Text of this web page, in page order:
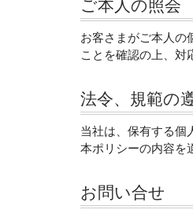
ご本人の照会
お客さまがご本人の
ことを確認の上、対
法令、規範の
当社は、保有する個
本ポリシーの内容を
お問い合せ